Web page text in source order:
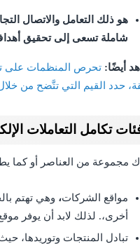
هو ذلك التعامل والاتصال
شاملة تسعى إلى تحقيق
أيضًا: تحرص المنظمات على
حدد القيم التي تتَّضح من
تكامل التعاملات
مجموعة من العناصر أو كما
مواقع الشركات، وهي تهتم
أخرى،. لذلك لابد أن يوفر
تبادل المنتجات وتوريدها،